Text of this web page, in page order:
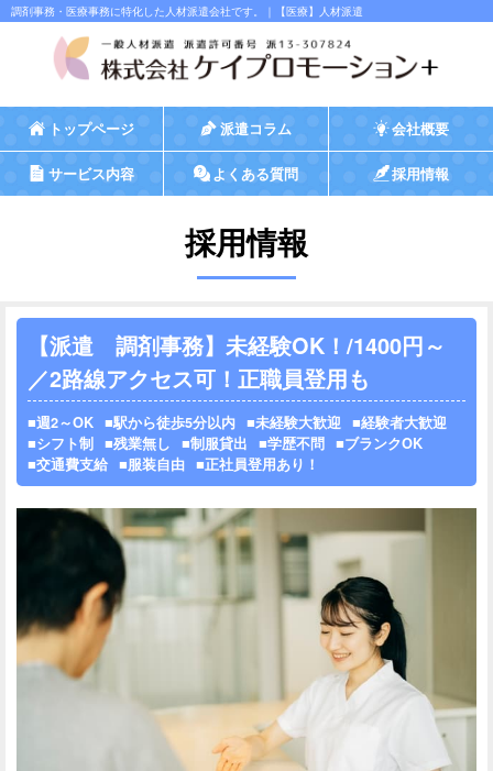
調剤事務・医療事務に特化した人材派遣会社です。｜【医療】人材派遣
トップページ 派遣コラム 会社概要
サービス内容 よくある質問 採用情報
採用情報
【派遣 調剤事務】未経験OK！/1400円～
／2路線アクセス可！正職員登用も
週2～OK 駅から徒歩5分以内 未経験大歓迎
経験者大歓迎
シフト制
残業無し 制服貸出 学歴不問
ブランクOK
交通費支給
服装自由 正社員登用あり！